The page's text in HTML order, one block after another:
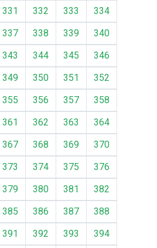
331 332 333
334
337 338 339
340
343 344 345
346
349 350 351
352
355 356 357
358
361 362 363
364
367 368 369
370
373 374 375
376
379 380 381
382
385 386 387
388
391 392 393 394